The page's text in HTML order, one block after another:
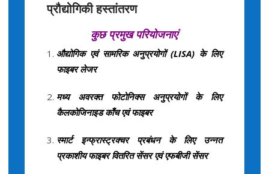
प्रौद्योगिकी हस्तांतरण
कुछ प्रमुख परियोजनाएं
औद्योगिक एवं सामरिक अनुप्रयोगों (LISA) के लिए
फाइबर लेजर
मध्य अवरक्त फोटोनिक्स अनुप्रयोगों के लिए
कैलकोजिनाइड काँच एवं फाइबर
स्मार्ट इन्फ्रास्ट्रक्चर प्रबंधन के लिए उन्नत
प्रकाशीय फाइबर वितरित सेंसर एवं एफबीजी सेंसर